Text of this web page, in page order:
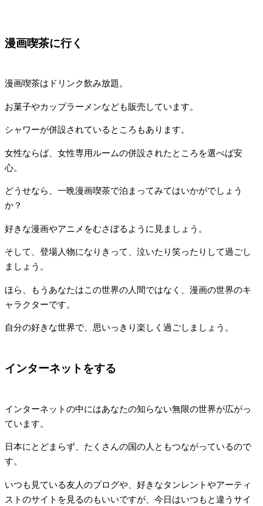
漫画喫茶に行く
漫画喫茶はドリンク飲み放題。
お菓子やカップラーメンなども販売しています。
シャワーが併設されているところもあります。
女性ならば、女性専用ルームの併設されたところを選べば安
心。
どうせなら、一晩漫画喫茶で泊まってみてはいかがでしょう
か？
好きな漫画やアニメをむさぼるように見ましょう。
そして、登場人物になりきって、泣いたり笑ったりして過ごし
ましょう。
ほら、もうあなたはこの世界の人間ではなく、漫画の世界のキ
ャラクターです。
自分の好きな世界で、思いっきり楽しく過ごしましょう。
インターネットをする
インターネットの中にはあなたの知らない無限の世界が広がっ
ています。
日本にとどまらず、たくさんの国の人ともつながっているので
す。
いつも見ている友人のブログや、好きなタンレントやアーティ
ストのサイトを見るのもいいですが、今日はいつもと違うサイ